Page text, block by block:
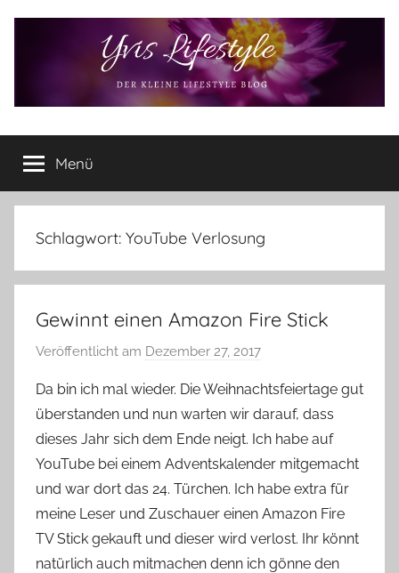
Yvis
Lifestyle
Lifestyle
Blog
–
Lifestyle,
Produkttests
vieles
Menü
Schlagwort: YouTube Verlosung
Gewinnt einen Amazon Fire Stick
Veröffentlicht am Dezember 27, 2017
n
Y
v
o
n
n
e
Da bin ich mal wieder. Die Weihnachtsfeiertage gut
überstanden und nun warten wir darauf, dass
dieses Jahr sich dem Ende neigt. Ich habe auf
YouTube bei einem Adventskalender mitgemacht
und war dort das 24. Türchen. Ich habe extra für
meine Leser und Zuschauer einen Amazon Fire
TV Stick gekauft und dieser wird verlost. Ihr könnt
natürlich auch mitmachen denn ich gönne den